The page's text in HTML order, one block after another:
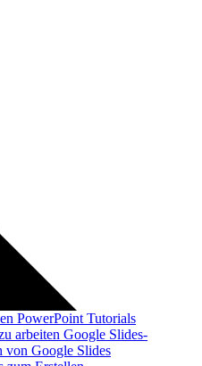
PowerPoint Tutorials
arbeiten Google Slides-
von Google Slides